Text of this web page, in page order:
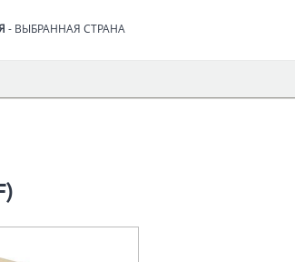
- ВЫБРАННАЯ СТРАНА